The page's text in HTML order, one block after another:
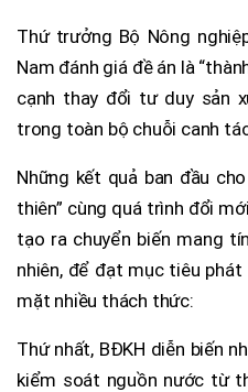
Thứ trưởng Bộ Nông
Nam đánh giá đề án là
cạnh thay đổi tư duy sản
trong toàn bộ chuỗi canh
Những kết quả ban đầu
thiên” cùng quá trình đổi
tạo ra chuyển biến mang
nhiên, để đạt mục tiêu
mặt nhiều thách thức:
Thứ nhất, BĐKH diễn biến
kiểm soát nguồn nước từ